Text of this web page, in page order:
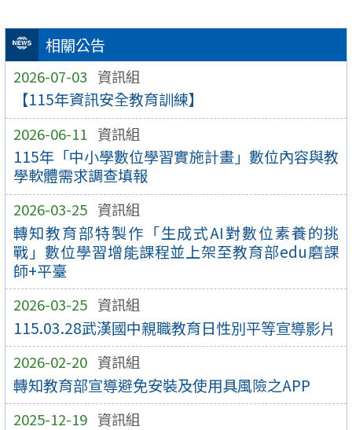
相關公告
2026-07-03 資訊組
【115年資訊安全教育訓練】
2026-06-11 資訊組
115年「中小學數位學習實施計畫」數位內容與教
學軟體需求調查填報
2026-03-25 資訊組
轉知教育部特製作「生成式AI對數位素養的挑
戰」數位學習增能課程並上架至教育部edu磨課
師+平臺
2026-03-25 資訊組
115.03.28武漢國中親職教育日性別平等宣導影片
2026-02-20 資訊組
轉知教育部宣導避免安裝及使用具風險之APP
2025-12-19 資訊組